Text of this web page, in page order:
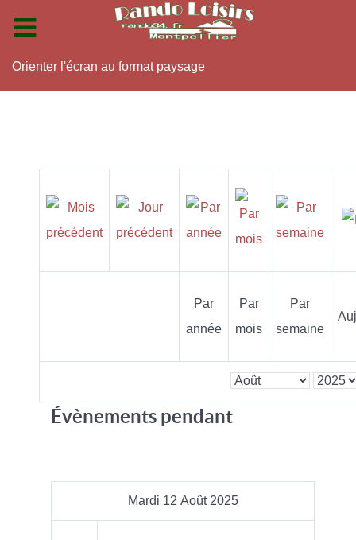
Orienter l'écran au format paysage
Par
année
Par
mois
Par
semaine
Évènements pendant
Mardi 12 Août 2025